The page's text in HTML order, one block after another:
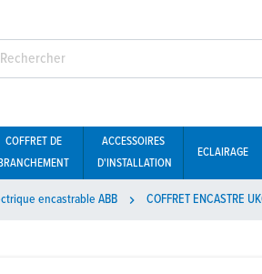
COFFRET DE
ACCESSOIRES
D'INSTALLATION
ECLAIRAGE
encastrable ABB  COFFRET ENCASTRE